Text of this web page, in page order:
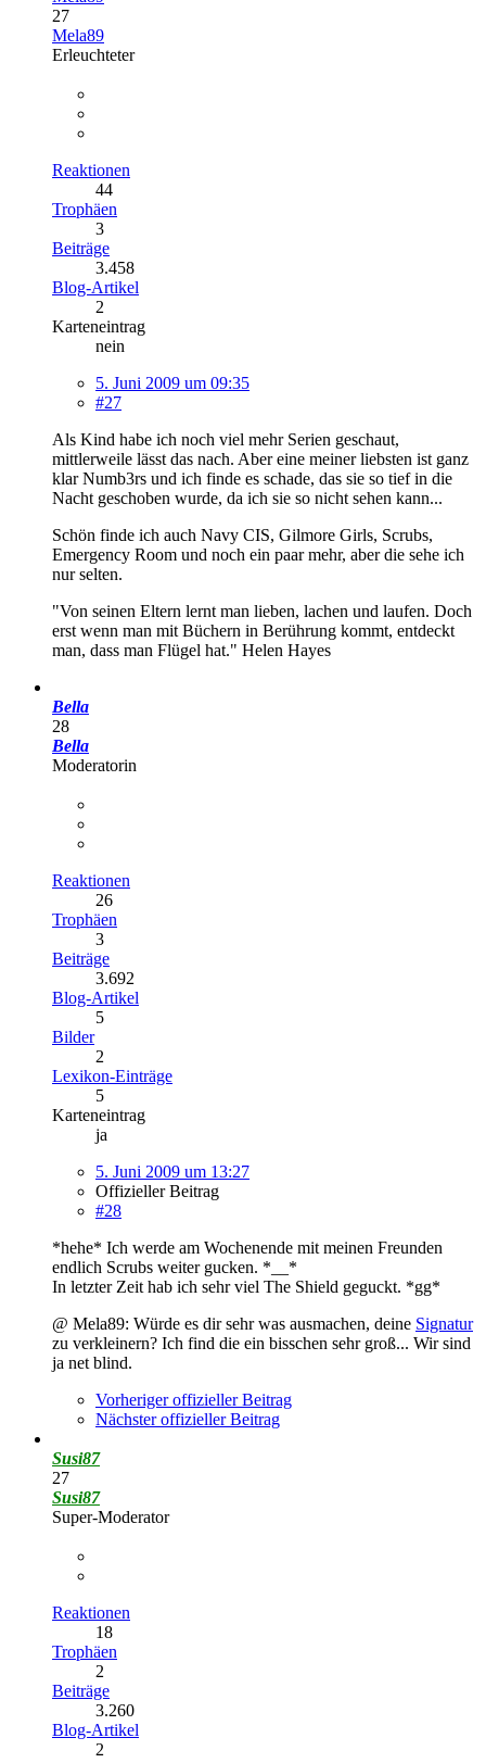
27
Mela89
Erleuchteter
Reaktionen
44
Trophäen
3
Beiträge
3.458
Blog-Artikel
2
Karteneintrag
nein
5. Juni 2009 um 09:35
#27
Als Kind habe ich noch viel mehr Serien geschaut,
mittlerweile lässt das nach. Aber eine meiner liebsten ist ganz
klar Numb3rs und ich finde es schade, das sie so tief in die
Nacht geschoben wurde, da ich sie so nicht sehen kann...
Schön finde ich auch Navy CIS, Gilmore Girls, Scrubs,
Emergency Room und noch ein paar mehr, aber die sehe ich
nur selten.
"Von seinen Eltern lernt man lieben, lachen und laufen. Doch
erst wenn man mit Büchern in Berührung kommt, entdeckt
man, dass man Flügel hat." Helen Hayes
Bella
28
Bella
Moderatorin
Reaktionen
26
Trophäen
3
Beiträge
3.692
Blog-Artikel
5
Bilder
2
Lexikon-Einträge
5
Karteneintrag
ja
5. Juni 2009 um 13:27
Offizieller Beitrag
#28
*hehe* Ich werde am Wochenende mit meinen Freunden
endlich Scrubs weiter gucken. *__*
In letzter Zeit hab ich sehr viel The Shield geguckt. *gg*
@ Mela89: Würde es dir sehr was ausmachen, deine Signatur
zu verkleinern? Ich find die ein bisschen sehr groß... Wir sind
ja net blind.
Vorheriger offizieller Beitrag
Nächster offizieller Beitrag
Susi87
27
Susi87
Super-Moderator
Reaktionen
18
Trophäen
2
Beiträge
3.260
Blog-Artikel
2